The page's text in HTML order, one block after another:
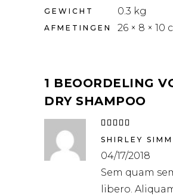
GEWICHT 0.3 kg
AFMETINGEN 26 × 8 × 10
1 BEOORDELING
DRY SHAMPOO
5
SHIRLEY
04/17/2018
Sem quam
libero.